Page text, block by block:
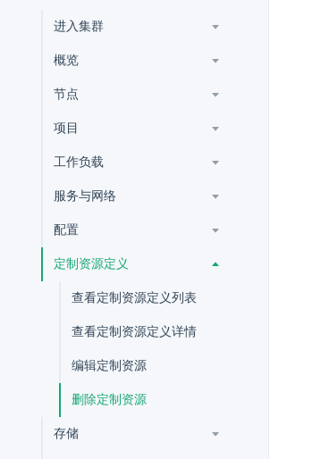
进入集群
概览
节点
项目
工作负载
服务与网络
配置
定制资源定义
查看定制资源定义列表
查看定制资源定义详情
编辑定制资源
删除定制资源
存储